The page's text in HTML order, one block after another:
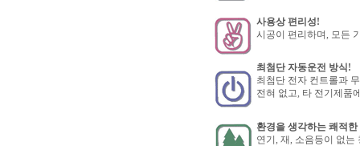
사용상 편리성!
시공이 편리하며, 모든
최첨단 자동운전 방식!
최첨단 전자 컨트롤과
전혀 없고, 타 전기제품
환경을 생각하는 쾌적한
연기, 재, 소음등이 없는